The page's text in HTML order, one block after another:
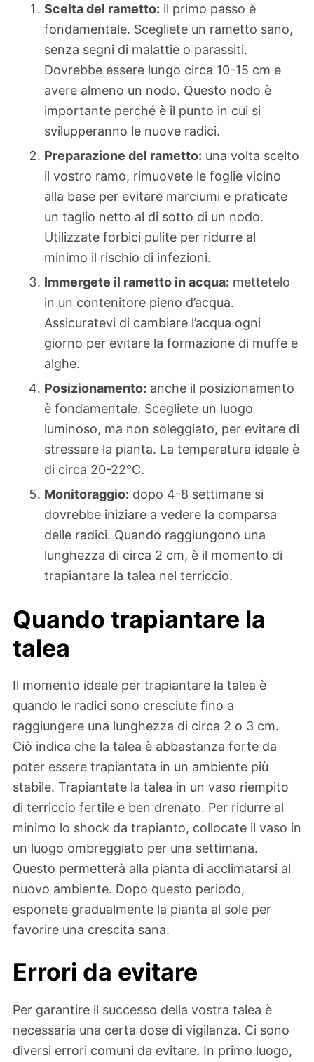
Scelta del rametto: il primo passo è
fondamentale. Scegliete un rametto sano,
senza segni di malattie o parassiti.
Dovrebbe essere lungo circa 10-15 cm e
avere almeno un nodo. Questo nodo è
importante perché è il punto in cui si
svilupperanno le nuove radici.
Preparazione del rametto: una volta scelto
il vostro ramo, rimuovete le foglie vicino
alla base per evitare marciumi e praticate
un taglio netto al di sotto di un nodo.
Utilizzate forbici pulite per ridurre al
minimo il rischio di infezioni.
Immergete il rametto in acqua: mettetelo
in un contenitore pieno d’acqua.
Assicuratevi di cambiare l’acqua ogni
giorno per evitare la formazione di muffe e
alghe.
Posizionamento: anche il posizionamento
è fondamentale. Scegliete un luogo
luminoso, ma non soleggiato, per evitare di
stressare la pianta. La temperatura ideale è
di circa 20-22°C.
Monitoraggio: dopo 4-8 settimane si
dovrebbe iniziare a vedere la comparsa
delle radici. Quando raggiungono una
lunghezza di circa 2 cm, è il momento di
trapiantare la talea nel terriccio.
Quando trapiantare la
talea
Il momento ideale per trapiantare la talea è
quando le radici sono cresciute fino a
raggiungere una lunghezza di circa 2 o 3 cm.
Ciò indica che la talea è abbastanza forte da
poter essere trapiantata in un ambiente più
stabile. Trapiantate la talea in un vaso riempito
di terriccio fertile e ben drenato. Per ridurre al
minimo lo shock da trapianto, collocate il vaso in
un luogo ombreggiato per una settimana.
Questo permetterà alla pianta di acclimatarsi al
nuovo ambiente. Dopo questo periodo,
esponete gradualmente la pianta al sole per
favorire una crescita sana.
Errori da evitare
Per garantire il successo della vostra talea è
necessaria una certa dose di vigilanza. Ci sono
diversi errori comuni da evitare. In primo luogo,